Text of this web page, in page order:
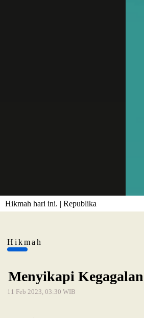
Hikmah hari ini. | Republika
Hikmah
Menyikapi Kegagalan
11 Feb 2023, 03:30 WIB